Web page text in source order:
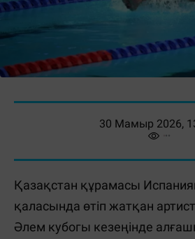
30 Мамыр 2026,
Қазақстан құрамасы
қаласында өтіп жатқан
Әлем кубогы кезеңінде